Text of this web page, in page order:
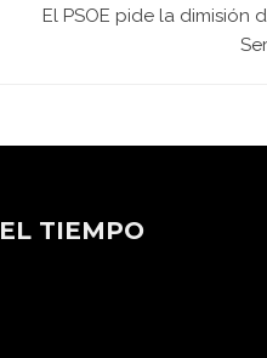
El PSOE pide la dimisión
EL TIEMPO